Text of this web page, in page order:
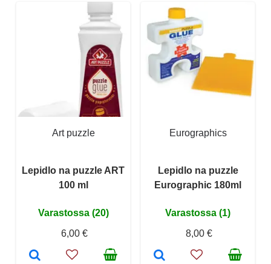
Art puzzle
Lepidlo na puzzle ART
100 ml
Varastossa (20)
6,00 €
Eurographics
Lepidlo na puzzle
Eurographic 180ml
Varastossa (1)
8,00 €